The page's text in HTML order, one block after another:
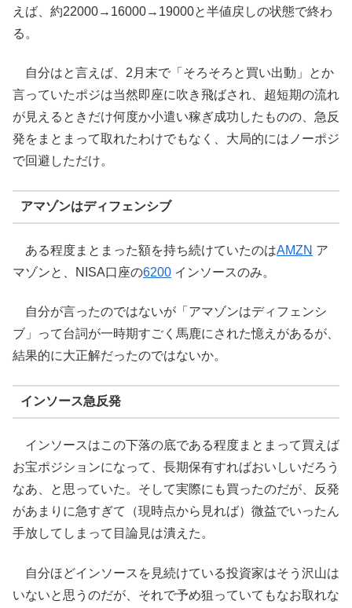
えば、約22000→16000→19000と半値戻しの状態で終わ
る。
自分はと言えば、2月末で「そろそろと買い出動」とか
言っていたポジは当然即座に吹き飛ばされ、超短期の流れ
が見えるときだけ何度か小遣い稼ぎ成功したものの、急反
発をまとまって取れたわけでもなく、大局的にはノーポジ
で回避しただけ。
アマゾンはディフェンシブ
ある程度まとまった額を持ち続けていたのはAMZN ア
マゾンと、NISA口座の6200 インソースのみ。
自分が言ったのではないが「アマゾンはディフェンシ
ブ」って台詞が一時期すごく馬鹿にされた憶えがあるが、
結果的に大正解だったのではないか。
インソース急反発
インソースはこの下落の底である程度まとまって買えば
お宝ポジションになって、長期保有すればおいしいだろう
なあ、と思っていた。そして実際にも買ったのだが、反発
があまりに急すぎて（現時点から見れば）微益でいったん
手放してしまって目論見は潰えた。
自分ほどインソースを見続けている投資家はそう沢山は
いないと思うのだが、それで予め狙っていてもなお取れな